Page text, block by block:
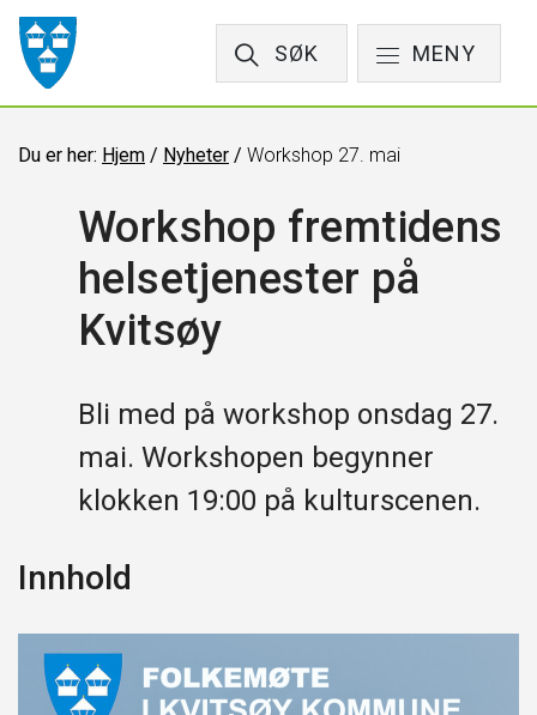
SØK MENY
Du er her: Hjem / Nyheter / Workshop 27. mai
Workshop fremtidens
helsetjenester på
Kvitsøy
Bli med på workshop onsdag 27.
mai. Workshopen begynner
klokken 19:00 på kulturscenen.
Innhold